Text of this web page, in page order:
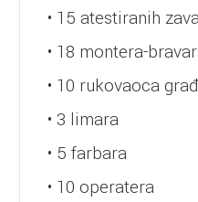
• 15 atestiranih
• 18 montera-
• 10 rukovaoca
• 3 limara
• 5 farbara
• 10 operatera